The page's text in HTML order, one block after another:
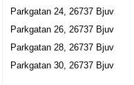
Parkgatan 24, 26737 Bjuv
Parkgatan 26, 26737 Bjuv
Parkgatan 28, 26737 Bjuv
Parkgatan 30, 26737 Bjuv